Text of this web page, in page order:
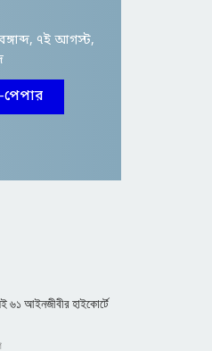
৭ই আগস্ট,
পেপার
৬১ আইনজীবীর হাইকোর্টে